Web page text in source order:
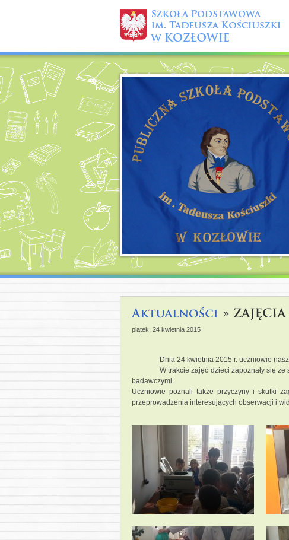
piątek, 24 kwietnia 2015
Dnia 24 kwietnia 2015 r. uczniowie
W trakcie zajęć dzieci zapoznały się
badawczymi.
Uczniowie poznali także przyczyny i skutki
przeprowadzenia interesujących obserwacji i